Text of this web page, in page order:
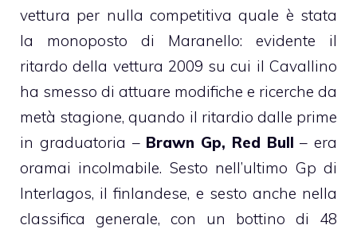
vettura per nulla competitiva quale è stata
la monoposto di Maranello: evidente il
ritardo della vettura 2009 su cui il Cavallino
ha smesso di attuare modifiche e ricerche da
metà stagione, quando il ritardio dalle prime
in graduatoria – Brawn Gp, Red Bull – era
oramai incolmabile. Sesto nell’ultimo Gp di
Interlagos, il finlandese, e sesto anche nella
classifica generale, con un bottino di 48